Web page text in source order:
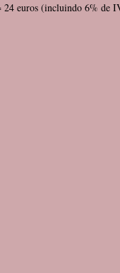
24 euros (incluindo 6% de